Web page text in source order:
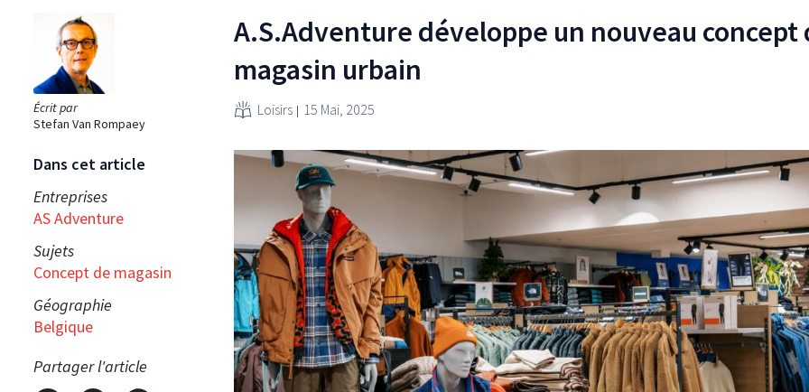
Écrit par
Stefan Van Rompaey
Dans cet article
Entreprises
AS Adventure
Sujets
Concept de magasin
Géographie
Belgique
Partager l'article
A.S.Adventure développe un nouveau concept
magasin urbain
Loisirs 15 Mai, 2025